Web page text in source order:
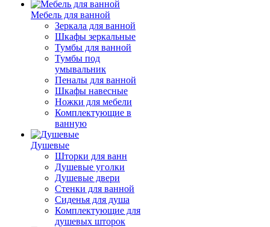
Мебель для ванной
Зеркала для ванной
Шкафы зеркальные
Тумбы для ванной
Тумбы под
умывальник
Пеналы для ванной
Шкафы навесные
Ножки для мебели
Комплектующие в
ванную
Душевые
Шторки для ванн
Душевые уголки
Душевые двери
Стенки для ванной
Сиденья для душа
Комплектующие для
душевых шторок